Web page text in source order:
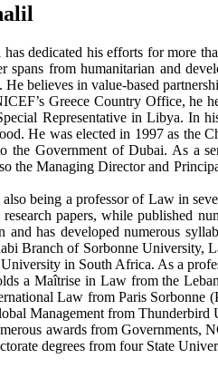
dedicated his efforts for more
spans from humanitarian and
He believes in value-based
Greece Country Office, he
Representative in Libya. In
He was elected in 1997 as the
the Government of Dubai. As a
the Managing Director and
being a professor of Law in
papers, while published
and has developed numerous
Branch of Sorbonne University,
in South Africa. As a
a Maîtrise in Law from the
Law from Paris Sorbonne
Management from Thunderbird
awards from Governments,
degrees from four State